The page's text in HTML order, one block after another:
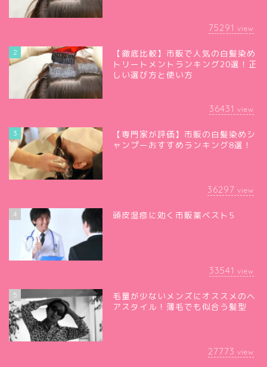
75291 view
2
【徹底比較】市販で人気の白髪染め
トリートメントランキング20選！正
しい選び方と使い方
36431 view
3
【専門家が評価】市販の白髪染めシ
ャンプーおすすめランキング8選！
36297 view
4 頭皮湿疹に効く市販薬ベスト5
33541 view
5
毛量が少ないメンズにオススメのヘ
アスタイル！薄毛でも似合う髪型
27773 view